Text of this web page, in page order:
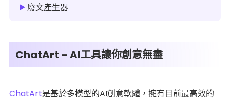
廢文產生器
ChatArt – AI工具讓你創意無盡
ChatArt是基於多模型的AI創意軟體，擁有目前最高效的